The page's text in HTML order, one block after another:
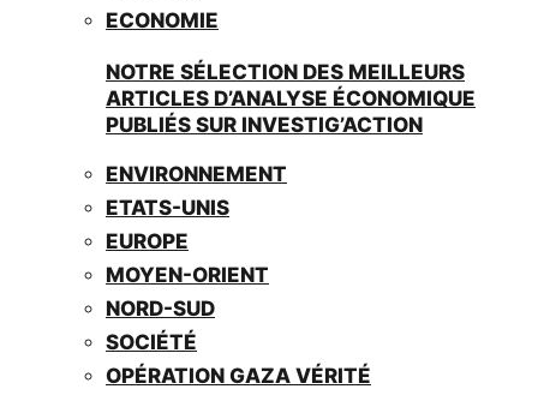
ECONOMIE
NOTRE SÉLECTION DES MEILLEURS
ARTICLES D’ANALYSE ÉCONOMIQUE
PUBLIÉS SUR INVESTIG’ACTION
ENVIRONNEMENT
ETATS-UNIS
EUROPE
MOYEN-ORIENT
NORD-SUD
SOCIÉTÉ
OPÉRATION GAZA VÉRITÉ